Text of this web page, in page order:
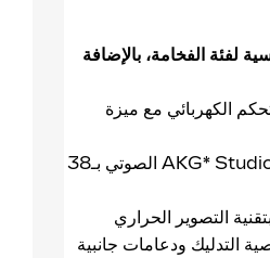
لفئة الفخامة، بالإضافة
الكهربائي مع ميزة
• نظام AKG* Studio Reference الصوتي بـ38
التصوير الحراري
التدليك ودعامات جانبية